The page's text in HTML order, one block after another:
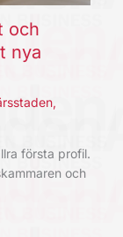
och
nya
,
första profil.
och